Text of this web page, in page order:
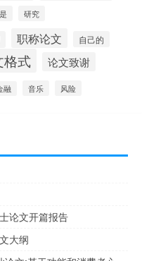
研究
职称论文 自己的
格式 论文致谢
融 音乐 风险
论文开篇报告
大纲